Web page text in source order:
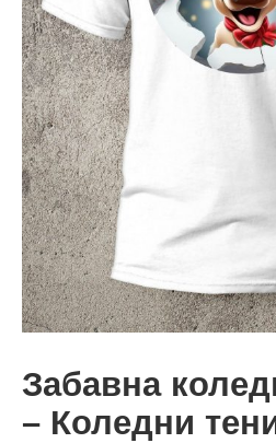
Забавна
– Коледни